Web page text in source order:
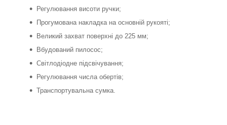
Регулювання висоти ручки;
Прогумована накладка на основній рукояті;
Великий захват поверхні до 225 мм;
Вбудований пилосос;
Світлодіодне підсвічування;
Регулювання числа обертів;
Транспортувальна сумка.